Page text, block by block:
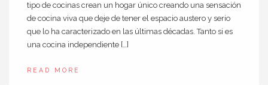
tipo de cocinas crean un hogar único creando una sensación
de cocina viva que deje de tener el espacio austero y serio
que lo ha caracterizado en las últimas décadas. Tanto si es
una cocina independiente […]
READ MORE